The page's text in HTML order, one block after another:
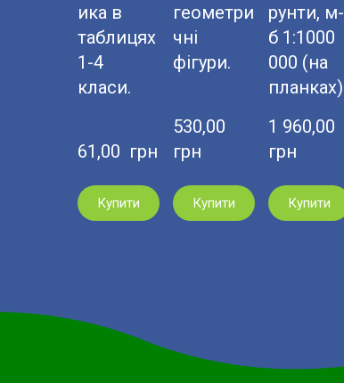
ика в
таблицях
1-4
класи.
61,00  грн
Купити
геометри
чні
фігури.
530,00
грн
Купити
рунти, м-
б 1:1000
000 (на
планках)
1 960,00
грн
Купити